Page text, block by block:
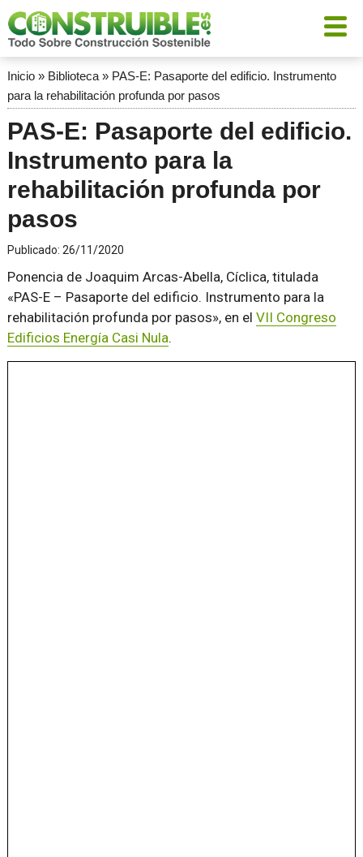
Inicio» Biblioteca» PAS-E: Pasaporte del edificio. Instrumento
para la rehabilitación profunda por pasos
PAS-E: Pasaporte del edificio.
Instrumento para la
rehabilitación profunda por
pasos
Publicado: 26/11/2020
Ponencia de Joaquim Arcas-Abella, Cíclica, titulada
«PAS-E – Pasaporte del edificio. Instrumento para la
rehabilitación profunda por pasos», en el VII Congreso
Edificios Energía Casi Nula.